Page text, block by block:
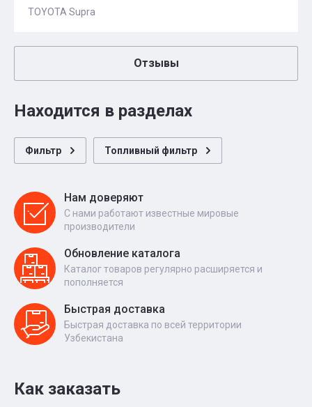
TOYOTA Supra
Отзывы
Находится в разделах
Фильтр Топливный фильтр
Нам доверяют
С нами работают известные мировые
производители
Обновление каталога
Каталог товаров регулярно расширяется и
пополняется
Быстрая доставка
Быстрая доставка по всей территории
Узбекистана
Как заказать